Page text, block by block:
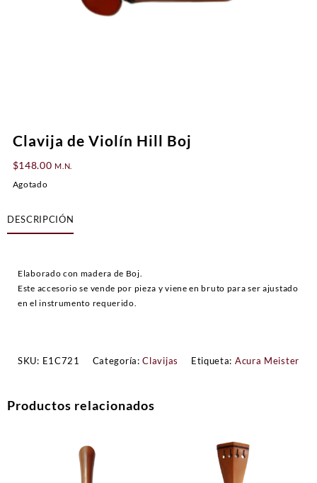
Clavija de Violín Hill Boj
$148.00 M.N.
Agotado
DESCRIPCIÓN
Elaborado con madera de Boj.
Este accesorio se vende por pieza y viene en bruto para ser ajustado
en el instrumento requerido.
SKU: E1C721 Categoría:Clavijas Etiqueta: Acura Meister
Productos relacionados